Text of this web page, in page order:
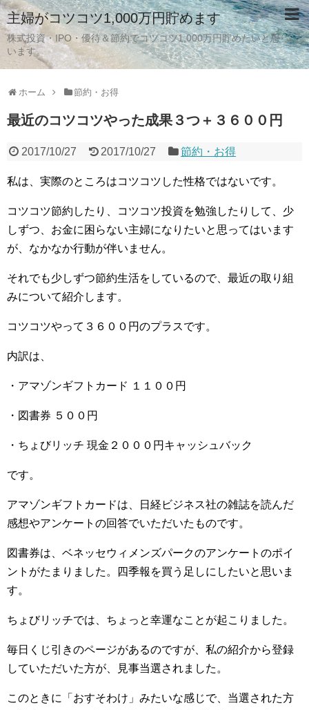
主婦がコツコツ1,000万円貯めます
株式投資・IPO・優待＆節約でコツコツ1,000万円貯めたいと思
います。
ホーム 節約・お得
最近のコツコツやった成果３つ＋３６００円
2017/10/27 2017/10/27 節約・お得
私は、実際のところはコツコツした性格ではないです。
コツコツ節約したり、コツコツ投資を勉強したりして、少
しずつ、お金に困らない主婦になりたいと思ってはいます
が、なかなか行動が伴いません。
それでも少しずつ節約生活をしているので、最近の取り組
みについて紹介します。
コツコツやって３６００円のプラスです。
内訳は、
・アマゾンギフトカード １１００円
・図書券 ５００円
・ちょびリッチ 現金２０００円キャッシュバック
です。
アマゾンギフトカードは、日経ビジネス社の雑誌を読んだ
感想やアンケートの回答でいただいたものです。
図書券は、ベネッセウィメンズパークのアンケートのポイ
ントがたまりました。四季報を買う足しにしたいと思いま
す。
ちょびリッチでは、ちょっと幸運なことが起こりました。
毎日くじ引きのページがあるのですが、私の紹介から登録
していただいた方が、見事当選されました。
このときに「おすそわけ」みたいな感じで、当選された方